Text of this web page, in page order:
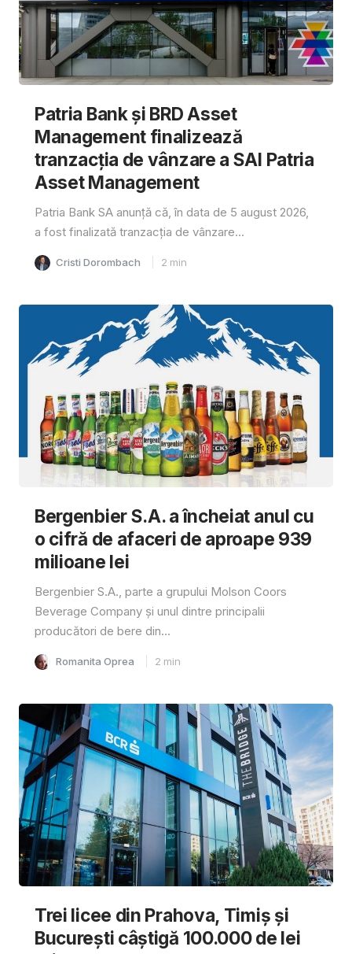
Patria Bank și BRD Asset
Management finalizează
tranzacția de vânzare a SAI Patria
Asset Management
Patria Bank SA anunță că, în data de 5 august 2026,
a fost finalizată tranzacția de vânzare...
Cristi Dorombach 2 min
Bergenbier S.A. a încheiat anul cu
o cifră de afaceri de aproape 939
milioane lei
Bergenbier S.A., parte a grupului Molson Coors
Beverage Company și unul dintre principalii
producători de bere din...
Romanita Oprea 2 min
Trei licee din Prahova, Timiș și
București câștigă 100.000 de lei